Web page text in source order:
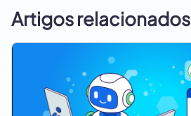
Artigos relacionados